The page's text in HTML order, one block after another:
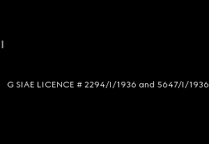
G SIAE LICENCE # 2294/I/1936 and 5647/I/1936